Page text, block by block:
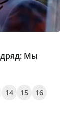
Мы
14 15
16